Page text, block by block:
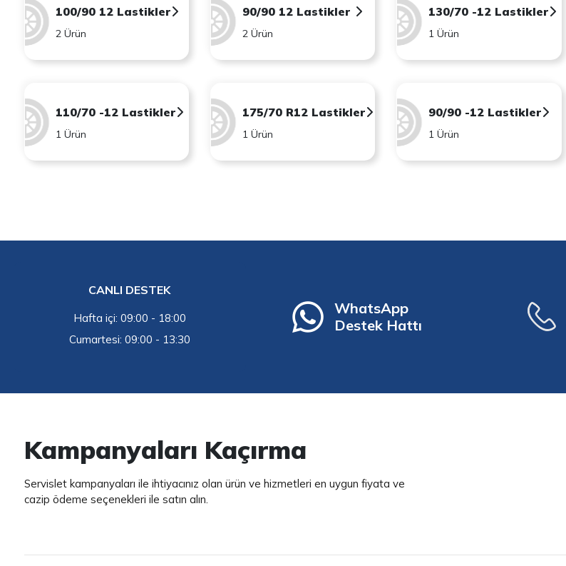
100/90 12 Lastikler
2 Ürün
90/90 12 Lastikler
2 Ürün
130/70 -12 Lastikler
1 Ürün
110/70 -12 Lastikler
1 Ürün
175/70 R12 Lastikler
1 Ürün
90/90 -12 Lastikler
1 Ürün
CANLI DESTEK
Hafta içi: 09:00 - 18:00
Cumartesi: 09:00 - 13:30
WhatsApp
Destek Hattı
Kampanyaları Kaçırma
Servislet kampanyaları ile ihtiyacınız olan ürün ve hizmetleri en uygun fiyata ve
cazip ödeme seçenekleri ile satın alın.